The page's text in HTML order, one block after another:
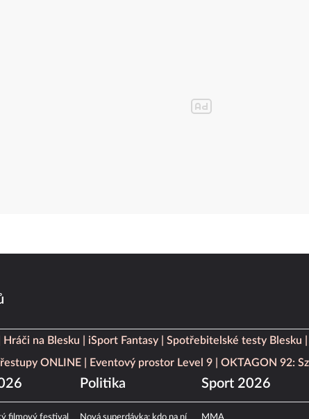
Hráči na Blesku iSport Fantasy Spotřebitelské testy Blesku
ONLINE Eventový prostor Level 9 OKTAGON 92:
Politika Sport 2026